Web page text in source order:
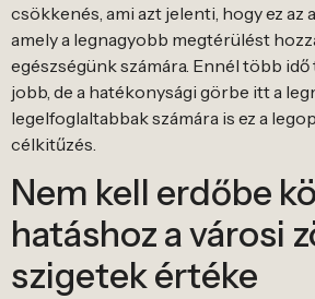
csökkenés, ami azt jelenti, hogy ez az
amely a legnagyobb megtérülést
egészségünk számára. Ennél több
jobb, de a hatékonysági görbe itt a
legelfoglaltabbak számára is ez a
célkitűzés.
Nem kell erdőbe
hatáshoz a városi
szigetek értéke